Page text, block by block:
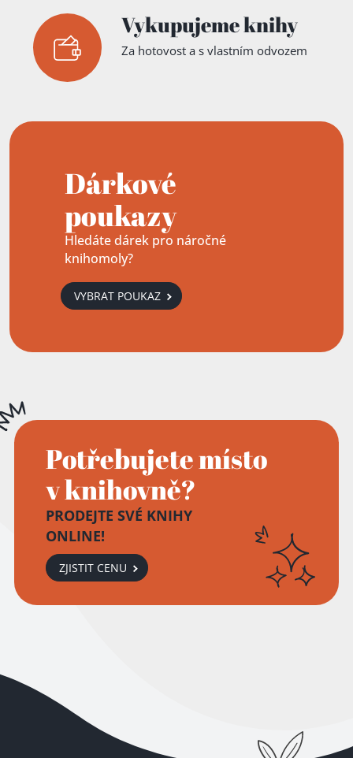
Vykupujeme knihy
Za hotovost a s vlastním odvozem
Dárkové
poukazy
Hledáte dárek pro náročné
knihomoly?
VYBRAT POUKAZ
Potřebujete místo
v knihovně?
PRODEJTE SVÉ KNIHY
ONLINE!
ZJISTIT CENU